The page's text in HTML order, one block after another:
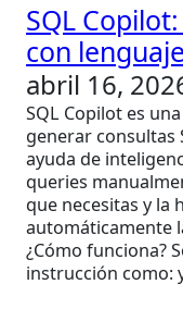
SQL
con
abril 16,
SQL Copilot es
generar consultas
ayuda de
queries
que necesitas y la
automáticamente
¿Cómo funciona?
instrucción como: